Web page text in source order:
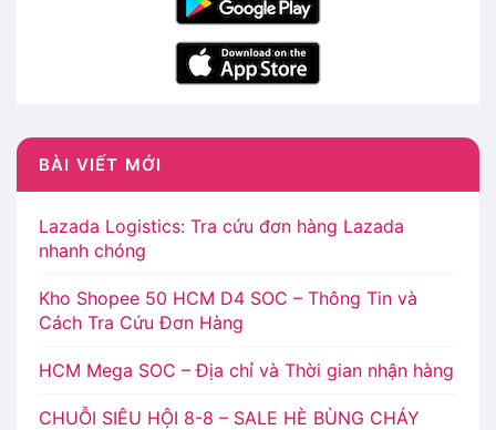
BÀI VIẾT MỚI
Lazada Logistics: Tra cứu đơn hàng Lazada
nhanh chóng
Kho Shopee 50 HCM D4 SOC – Thông Tin và
Cách Tra Cứu Đơn Hàng
HCM Mega SOC – Địa chỉ và Thời gian nhận hàng
CHUỖI SIÊU HỘI 8-8 – SALE HÈ BÙNG CHÁY